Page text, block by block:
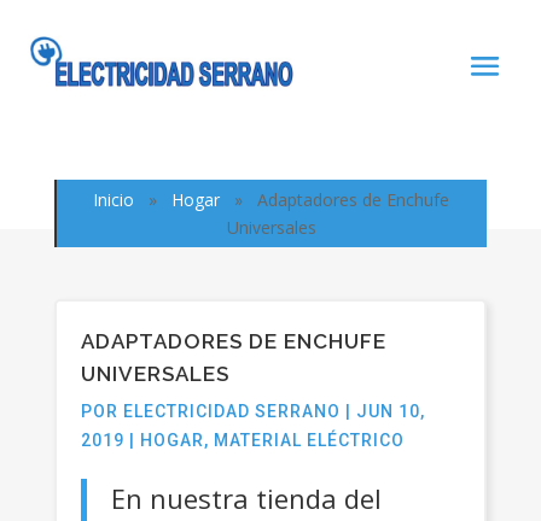
Noticia
Inicio » Hogar »Adaptadores de Enchufe
Universales
ADAPTADORES DE ENCHUFE
UNIVERSALES
POR ELECTRICIDAD SERRANO
JUN 10,
2019
HOGAR, MATERIAL ELÉCTRICO
En nuestra tienda del